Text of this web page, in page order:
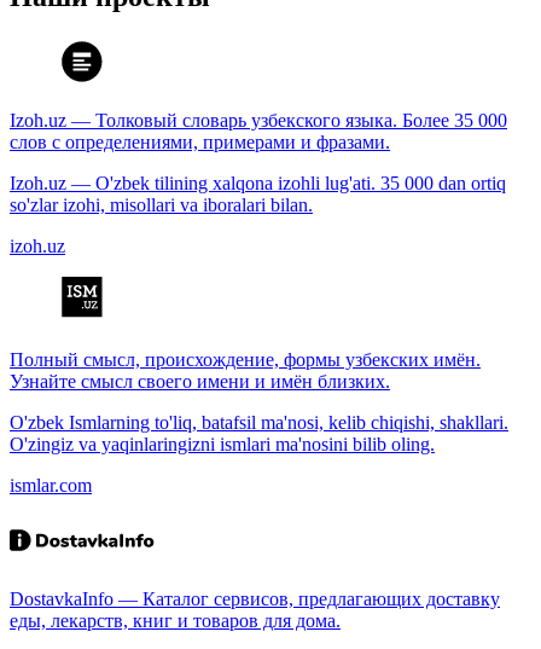
Izoh.uz — Толковый словарь узбекского языка. Более 35 000
слов с определениями, примерами и фразами.
Izoh.uz — O'zbek tilining xalqona izohli lug'ati. 35 000 dan ortiq
so'zlar izohi, misollari va iboralari bilan.
izoh.uz
Полный смысл, происхождение, формы узбекских имён.
Узнайте смысл своего имени и имён близких.
O'zbek Ismlarning to'liq, batafsil ma'nosi, kelib chiqishi, shakllari.
O'zingiz va yaqinlaringizni ismlari ma'nosini bilib oling.
ismlar.com
DostavkaInfo — Каталог сервисов, предлагающих доставку
еды, лекарств, книг и товаров для дома.